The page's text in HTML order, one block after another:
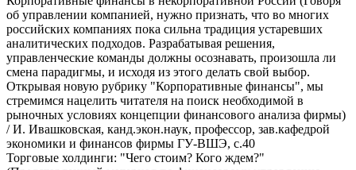
об управлении компанией, нужно признать, что во многих
российских компаниях пока сильна традиция устаревших
аналитических подходов. Разрабатывая решения,
управленческие команды должны осознавать, произошла ли
смена парадигмы, и исходя из этого делать свой выбор.
Открывая новую рубрику "Корпоративные финансы", мы
стремимся нацелить читателя на поиск необходимой в
рыночных условиях концепции финансового анализа фирмы)
/ И. Ивашковская, канд.экон.наук, профессор, зав.кафедрой
экономики и финансов фирмы ГУ-ВШЭ, с.40
Торговые холдинги: "Чего стоим? Кого ждем?"